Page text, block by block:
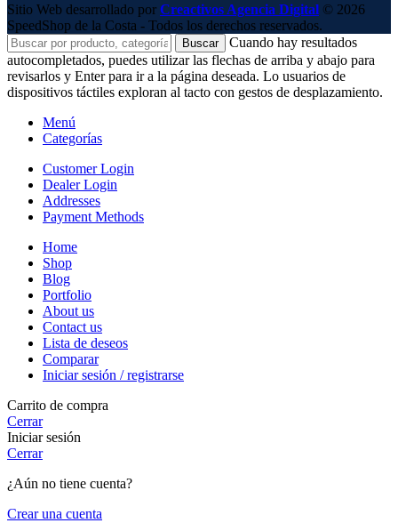
Sitio Web desarrollado por Creactivos Agencia Digital © 2026
SpeedShop de la Costa - Todos los derechos reservados.
Buscar
Cuando hay resultados
autocompletados, puedes utilizar las flechas de arriba y abajo para
revisarlos y Enter para ir a la página deseada. Lo usuarios de
dispositivos táctiles exploran al tacto con gestos de desplazamiento.
Menú
Categorías
Customer Login
Dealer Login
Addresses
Payment Methods
Home
Shop
Blog
Portfolio
About us
Contact us
Lista de deseos
Comparar
Iniciar sesión / registrarse
Carrito de compra
Cerrar
Iniciar sesión
Cerrar
¿Aún no tiene cuenta?
Crear una cuenta